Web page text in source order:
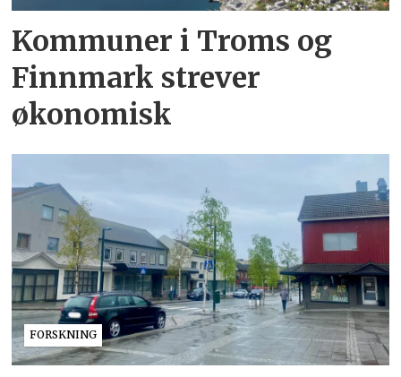
Kommuner i Troms og
Finnmark strever
økonomisk
FORSKNING